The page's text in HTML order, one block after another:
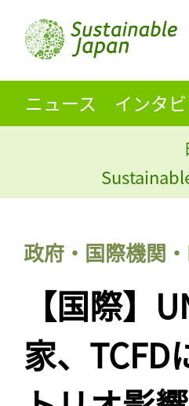
ニュース インタ
政府・国際機関
【国際】
家、TCFD